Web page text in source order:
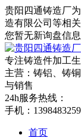
贵阳四通铸造厂
造有限公司等相
您暂无新询盘信息
专注铸造件加工
主营：铸铝、铸
与销售
24h服务热线：
手机：
首页